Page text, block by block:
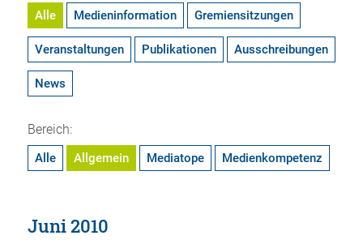
Alle Medieninformation Gremiensitzungen
Veranstaltungen Publikationen Ausschreibungen
News
Bereich:
Alle Allgemein Mediatope Medienkompetenz
Juni 2010